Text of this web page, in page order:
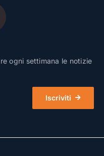
ogni settimana le notizie
Iscriviti